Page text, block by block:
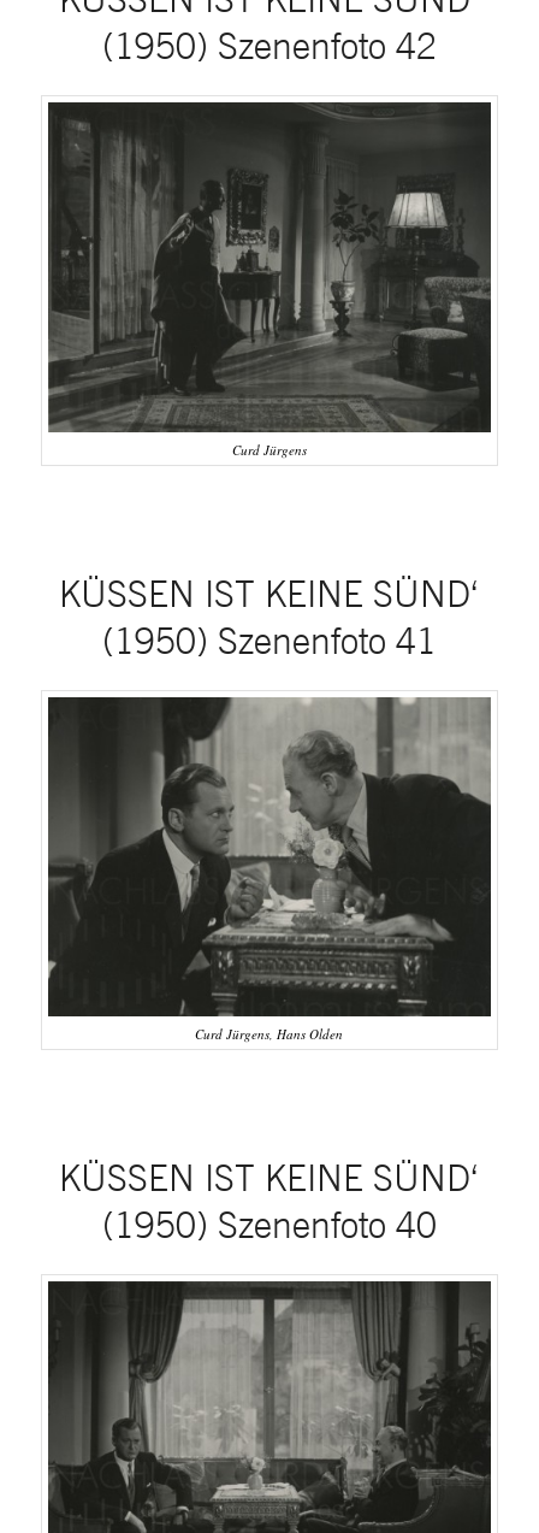
(1950) Szenenfoto 42
Curd Jürgens
KÜSSEN IST KEINE SÜND‘
(1950) Szenenfoto 41
Curd Jürgens, Hans Olden
KÜSSEN IST KEINE SÜND‘
(1950) Szenenfoto 40